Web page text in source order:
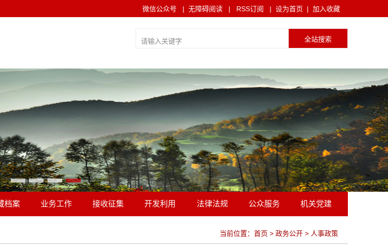
微信公众号 | 无障碍阅读 | RSS订阅 | 设为首页 | 加入收藏
档案 业务工作 接收征集 开发利用 法律法规 公众服务 机关党建
当前位置： 首页 > 政务公开 > 人事政策